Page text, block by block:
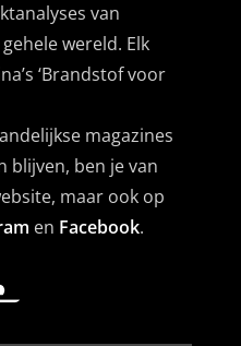
van
wereld. Elk
‘Brandstof voor
magazines
blijven, ben je van
maar ook op
en Facebook.